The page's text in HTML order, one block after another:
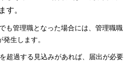
す。
も管理職となった場合には、管理職職
生します。
超過する見込みがあれば、届出が必要